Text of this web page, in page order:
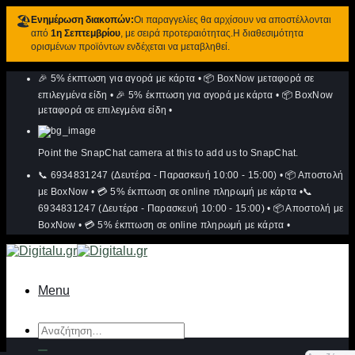
🏖️ Ενημέρωση διακοπών:Οι παραγγελίες θα αρχίσουν να αποστέλλονται
από 1η Σεπτεμβρίου, με σειρά προτεραιότητας.Η διαθεσιμότητα
ορισμένων προϊόντων ενδέχεται να μεταβληθεί.
περιεχόμενο
🎉 5% έκπτωση για αγορά με κάρτα • 📦 BoxNow μεταφορά σε
επιλεγμένα είδη • 🎉 5% έκπτωση για αγορά με κάρτα • 📦 BoxNow
μεταφορά σε επιλεγμένα είδη •
Point the SnapChat camera at this to add us to SnapChat.
📞 6934831247 (Δευτέρα - Παρασκευή 10:00 - 15:00) • 📦 Αποστολή
με BoxNow • 💳 5% έκπτωση σε online πληρωμή με κάρτα •📞
6934831247 (Δευτέρα - Παρασκευή 10:00 - 15:00) • 📦 Αποστολή με
BoxNow • 💳 5% έκπτωση σε online πληρωμή με κάρτα •
Menu
Αναζήτηση
για: